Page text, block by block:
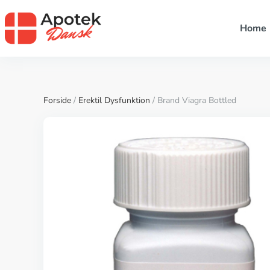
Home
Forside / Erektil Dysfunktion / Brand Viagra Bottled